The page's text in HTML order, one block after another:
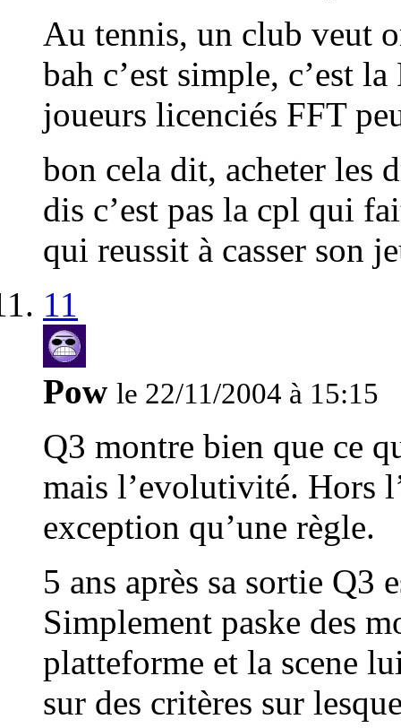
Au tennis, un club veut
bah c’est simple, c’est
joueurs licenciés FFT
bon cela dit, acheter les
dis c’est pas la cpl qui
qui reussit à casser son
11
Pow le 22/11/2004 à 15:15
Q3 montre bien que ce
mais l’evolutivité. Hors
exception qu’une règle.
5 ans après sa sortie
Simplement paske des
platteforme et la scene
sur des critères sur